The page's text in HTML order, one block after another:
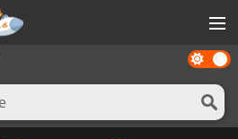
Dark
mode